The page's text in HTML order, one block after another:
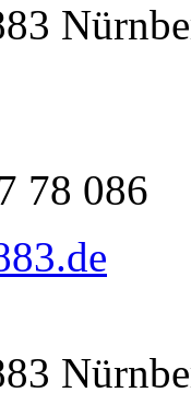
78 086